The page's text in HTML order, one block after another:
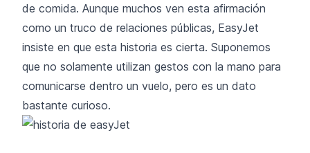
de comida. Aunque muchos ven esta afirmación
como un truco de relaciones públicas, EasyJet
insiste en que esta historia es cierta. Suponemos
que no solamente utilizan gestos con la mano para
comunicarse dentro un vuelo, pero es un dato
bastante curioso.